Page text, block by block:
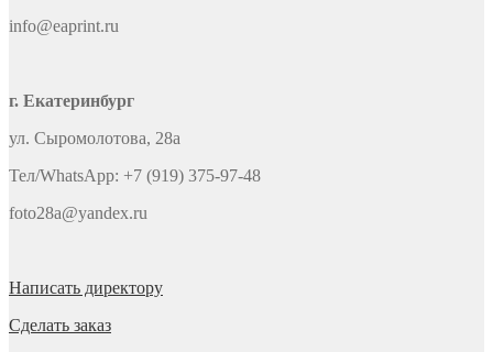
info@eaprint.ru
г. Екатеринбург
ул. Сыромолотова, 28а
Тел/WhatsApp: +7 (919) 375-97-48
foto28a@yandex.ru
Написать директору
Сделать заказ